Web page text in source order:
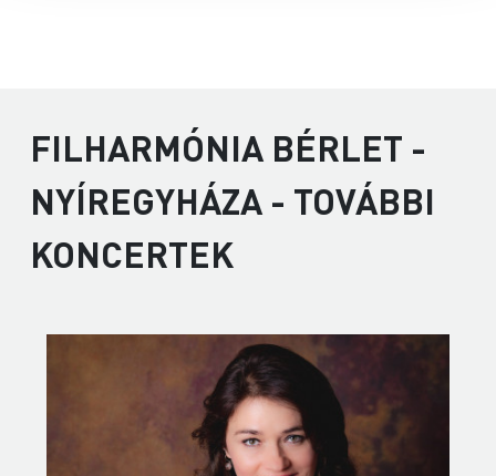
FILHARMÓNIA BÉRLET -
NYÍREGYHÁZA - TOVÁBBI
KONCERTEK